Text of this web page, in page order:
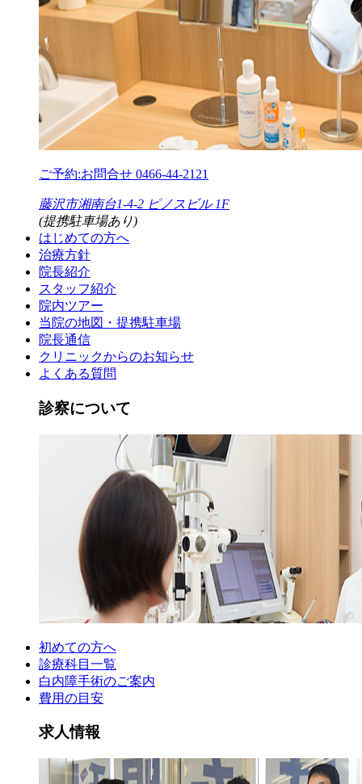
ご予約:お問合せ 0466-44-2121
藤沢市湘南台1-4-2 ピノスビル 1F
(提携駐車場あり)
はじめての方へ
治療方針
院長紹介
スタッフ紹介
院内ツアー
当院の地図・提携駐車場
院長通信
クリニックからのお知らせ
よくある質問
診察について
初めての方へ
診療科目一覧
白内障手術のご案内
費用の目安
求人情報